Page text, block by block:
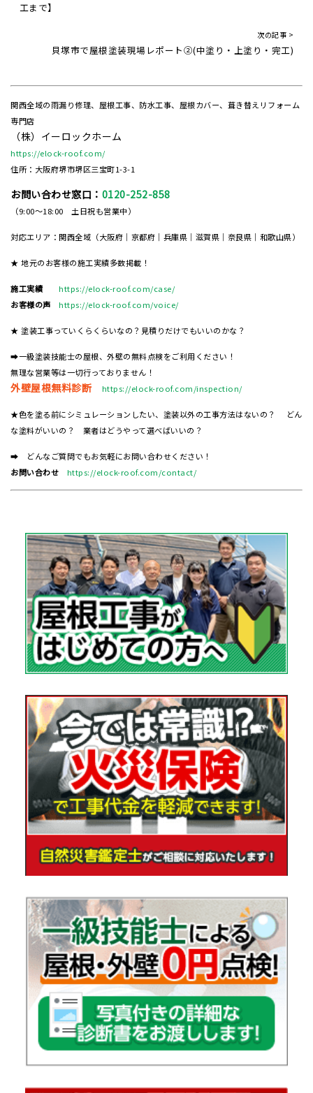
工まで】
次の記事 >
貝塚市で屋根塗装現場レポート②(中塗り・上塗り・完工)
関西全域の雨漏り修理、屋根工事、防水工事、屋根カバー、葺き替えリフォーム
専門店
（株）イーロックホーム
https://elock-roof.com/
住所：大阪府堺市堺区三宝町1-3-1
お問い合わせ窓口： 0120-252-858
（9:00～18:00 土日祝も営業中）
対応エリア：関西全域（大阪府｜京都府｜兵庫県｜滋賀県｜奈良県｜和歌山県）
★ 地元のお客様の施工実績多数掲載！
施工実績
https://elock-roof.com/case/
お客様の声
https://elock-roof.com/voice/
★ 塗装工事っていくらくらいなの？見積りだけでもいいのかな？
➡一級塗装技能士の屋根、外壁の無料点検をご利用ください！
無理な営業等は一切行っておりません！
外壁屋根無料診断 https://elock-roof.com/inspection/
★色を塗る前にシミュレーションしたい、塗装以外の工事方法はないの？ どん
な塗料がいいの？ 業者はどうやって選べばいいの？
➡ どんなご質問でもお気軽にお問い合わせください！
お問い合わせ
https://elock-roof.com/contact/